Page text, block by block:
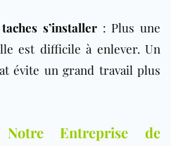
s’installer: Plus une
est difficile à enlever. Un
évite un grand travail plus
Entreprise de